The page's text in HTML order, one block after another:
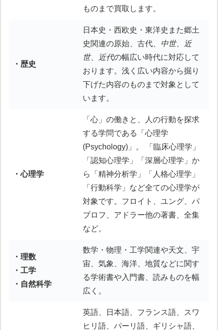
ものまで買取します。
・歴史
日本史・西欧史・東洋史また郷土
史関連の原始、古代、
中世、
近
世、 近代の幅広い時代に対応して
おります。浅く広い内容から掘り
下げた内容のものまで対象として
います。
・心理学
「心」の働きと、人の行動を探求
する学問である「心理学
(Psychology)」。 「臨床心理学」
「認知心理学」「深層心理学」か
ら「精神分析学」「人格心理学」
「行動科学」など全ての心理学が
対象です。フロイト、ユング、パ
ブロフ、アドラー他の著書、全集
など。
・理数
・工学
・自然科学
数学・物理・工学関連や天文、宇
宙、気象、海洋、地質などに関す
る学術書や入門書、読みものを幅
広く。
英語、日本語、フランス語、スワ
ヒリ語、パーリ語、ギリシャ語、